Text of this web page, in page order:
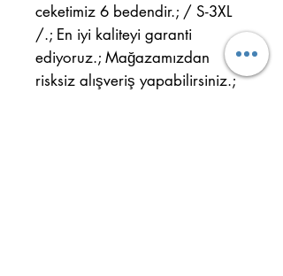
ceketimiz 6 bedendir.; / S-3XL
/.; En iyi kaliteyi garanti
ediyoruz.; Mağazamızdan
risksiz alışveriş yapabilirsiniz.;